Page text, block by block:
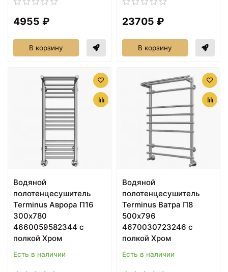
4955 ₽
В корзину
23705 ₽
В корзину
Водяной
полотенцесушитель
Terminus Аврора П16
300x780
4660059582344 с
полкой Хром
Есть в наличии
Водяной
полотенцесушитель
Terminus Ватра П8
500x796
4670030723246 с
полкой Хром
Есть в наличии